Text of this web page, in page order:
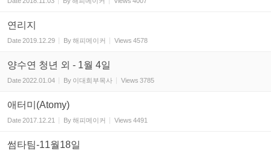
연리지
Date2019.12.29 By해피메이커 Views 4578
양수연 청년 외 - 1월 4일
Date2022.01.04 By 이대희부목사 Views 3785
애터미(Atomy)
Date2017.12.21 By해피메이커 Views 4491
썸타팀-11월18일